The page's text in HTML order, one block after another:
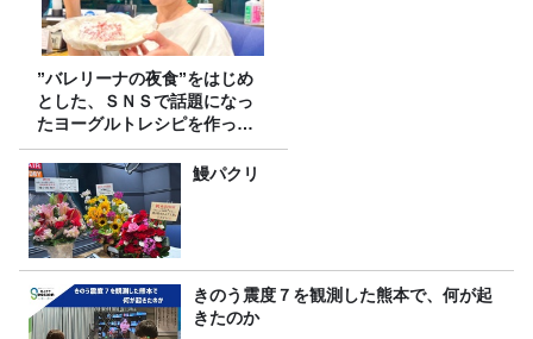
”バレリーナの夜食”をはじめ
とした、ＳＮＳで話題になっ
たヨーグルトレシピを作って
みた！
鰻パクリ
きのう震度７を観測した熊本で、何が起
きたのか